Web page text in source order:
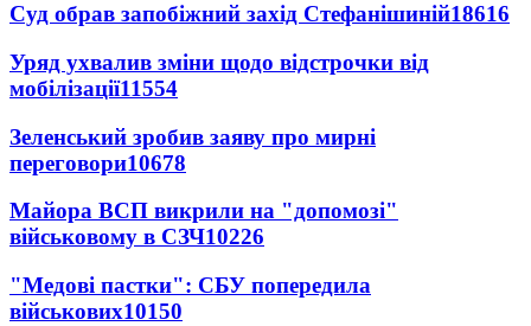
Суд обрав запобіжний захід Стефанішиній18616
Уряд ухвалив зміни щодо відстрочки від
мобілізації11554
Зеленський зробив заяву про мирні
переговори10678
Майора ВСП викрили на "допомозі"
військовому в СЗЧ10226
"Медові пастки": СБУ попередила
військових10150